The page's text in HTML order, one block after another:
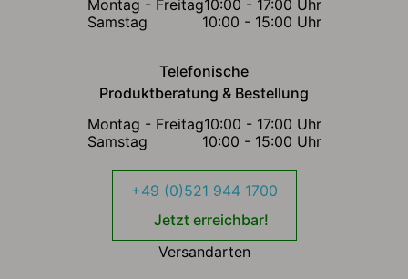
Montag - Freitag10:00 - 17:00 Uhr
Samstag
10:00 - 15:00 Uhr
Telefonische
Produktberatung & Bestellung
Montag - Freitag10:00 - 17:00 Uhr
Samstag
10:00 - 15:00 Uhr
+49 (0)521 944 1700
Jetzt erreichbar!
Versandarten